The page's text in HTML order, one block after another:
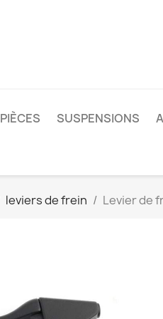
PIÈCES SUSPENSIONS
leviers de frein Levier de